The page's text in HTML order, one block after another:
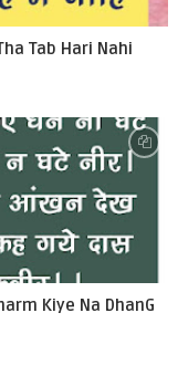
Tha Tab Hari Nahi
Dharm Kiye Na DhanG